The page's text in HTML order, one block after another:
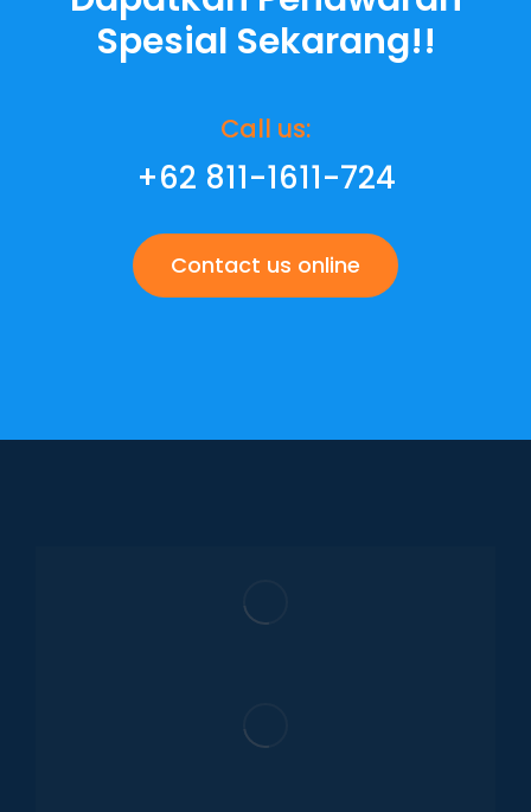
Spesial Sekarang!!
Call us:
+62 811-1611-724
Contact us online